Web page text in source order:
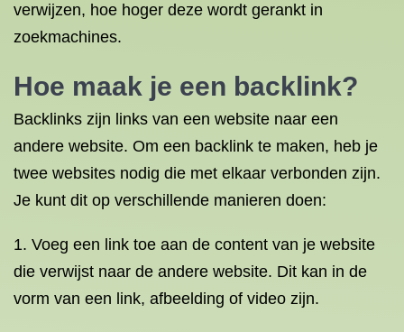
verwijzen, hoe hoger deze wordt gerankt in
zoekmachines.
Hoe maak je een backlink?
Backlinks zijn links van een website naar een
andere website. Om een backlink te maken, heb je
twee websites nodig die met elkaar verbonden zijn.
Je kunt dit op verschillende manieren doen:
1. Voeg een link toe aan de content van je website
die verwijst naar de andere website. Dit kan in de
vorm van een link, afbeelding of video zijn.